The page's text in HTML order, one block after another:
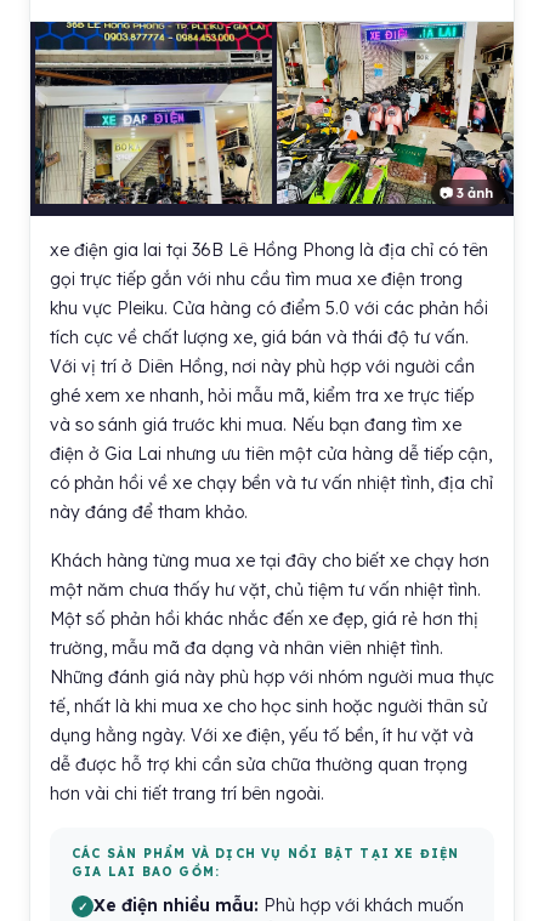
📷 3 ảnh
xe điện gia lai tại 36B Lê Hồng Phong là địa chỉ có tên
gọi trực tiếp gắn với nhu cầu tìm mua xe điện trong
khu vực Pleiku. Cửa hàng có điểm 5.0 với các phản hồi
tích cực về chất lượng xe, giá bán và thái độ tư vấn.
Với vị trí ở Diên Hồng, nơi này phù hợp với người cần
ghé xem xe nhanh, hỏi mẫu mã, kiểm tra xe trực tiếp
và so sánh giá trước khi mua. Nếu bạn đang tìm xe
điện ở Gia Lai nhưng ưu tiên một cửa hàng dễ tiếp cận,
có phản hồi về xe chạy bền và tư vấn nhiệt tình, địa chỉ
này đáng để tham khảo.
Khách hàng từng mua xe tại đây cho biết xe chạy hơn
một năm chưa thấy hư vặt, chủ tiệm tư vấn nhiệt tình.
Một số phản hồi khác nhắc đến xe đẹp, giá rẻ hơn thị
trường, mẫu mã đa dạng và nhân viên nhiệt tình.
Những đánh giá này phù hợp với nhóm người mua thực
tế, nhất là khi mua xe cho học sinh hoặc người thân sử
dụng hằng ngày. Với xe điện, yếu tố bền, ít hư vặt và
dễ được hỗ trợ khi cần sửa chữa thường quan trọng
hơn vài chi tiết trang trí bên ngoài.
CÁC SẢN PHẨM VÀ DỊCH VỤ NỔI BẬT TẠI XE ĐIỆN
GIA LAI BAO GỒM:
Xe điện nhiều mẫu: Phù hợp với khách muốn